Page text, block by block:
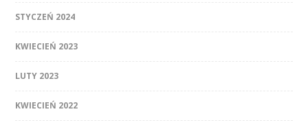
STYCZEŃ 2024
KWIECIEŃ 2023
LUTY 2023
KWIECIEŃ 2022